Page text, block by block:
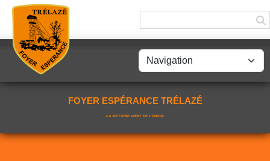
FOYER ESPÉRANCE TRÉLAZÉ
LA VICTOIRE VIENT DE L'UNION.
Panneau de gestion des cookies